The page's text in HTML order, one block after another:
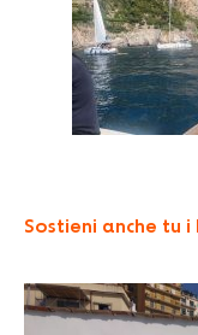
Sostieni anche tu i